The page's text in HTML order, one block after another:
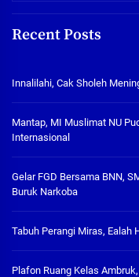
Recent Posts
Innalilahi, Cak Sholeh
Mantap, MI Muslimat NU
Internasional
Gelar FGD Bersama BNN,
Buruk Narkoba
Tabuh Perangi Miras, Ealah
Plafon Ruang Kelas